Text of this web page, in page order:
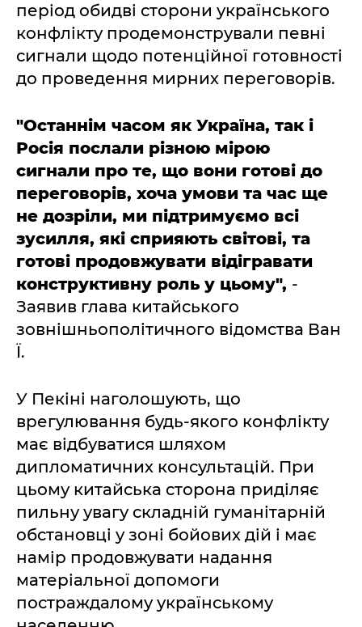
період обидві сторони українського
конфлікту продемонстрували певні
сигнали щодо потенційної готовності
до проведення мирних переговорів.
"Останнім часом як Україна, так і
Росія послали різною мірою
сигнали про те, що вони готові до
переговорів, хоча умови та час ще
не дозріли, ми підтримуємо всі
зусилля, які сприяють світові, та
готові продовжувати відігравати
конструктивну роль у цьому", -
Заявив глава китайського
зовнішньополітичного відомства Ван
Ї.
У Пекіні наголошують, що
врегулювання будь-якого конфлікту
має відбуватися шляхом
дипломатичних консультацій. При
цьому китайська сторона приділяє
пильну увагу складній гуманітарній
обстановці у зоні бойових дій і має
намір продовжувати надання
матеріальної допомоги
постраждалому українському